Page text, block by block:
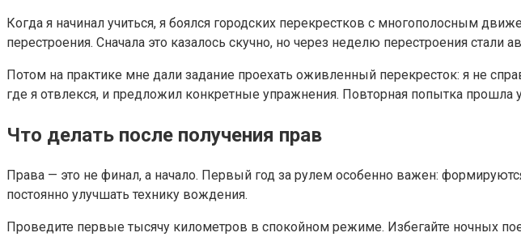
Когда я начинал учиться, я боялся городских перекрестков с многополосным
перестроения. Сначала это казалось скучно, но через неделю перестроения стали
Потом на практике мне дали задание проехать оживленный перекресток: я не
где я отвлекся, и предложил конкретные упражнения. Повторная попытка прошла
Что делать после получения прав
Права — это не финал, а начало. Первый год за рулем особенно важен:
постоянно улучшать технику вождения.
Проведите первые тысячу километров в спокойном режиме. Избегайте ночных